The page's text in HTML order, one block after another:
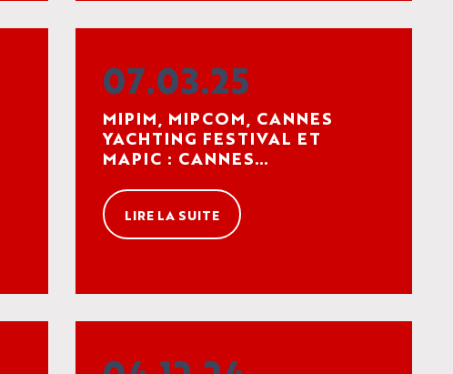
07.03.25
MIPIM, MIPCOM, CANNES
YACHTING FESTIVAL ET
MAPIC : CANNES
PARTENARIAT AVEC RX
FRANCE POUR LES 5 ANNÉES
À VENIR
LIRE LA SUITE